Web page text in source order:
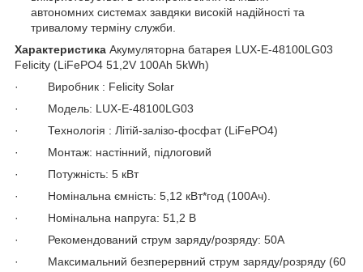
автономних системах завдяки високій надійності та
тривалому терміну служби.
Характеристика Акумуляторна батарея LUX-E-48100LG03
Felicity (LiFePO4 51,2V 100Ah 5kWh)
· Виробник : Felicity Solar
· Модель: LUX-E-48100LG03
· Технологія : Літій-залізо-фосфат (LiFePO4)
· Монтаж: настінний, підлоговий
· Потужність: 5 кВт
· Номінальна ємність: 5,12 кВт*год (100Ач).
· Номінальна напруга: 51,2 В
· Рекомендований струм заряду/розряду: 50A
· Максимальний безперервний струм заряду/розряду (60